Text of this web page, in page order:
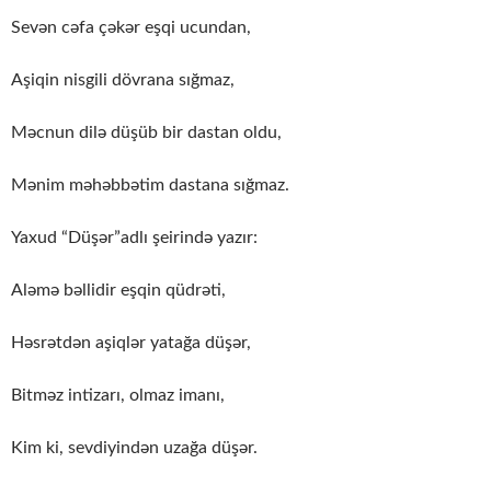
Sevən cəfa çəkər eşqi ucundan,
Aşiqin nisgili dövrana sığmaz,
Məcnun dilə düşüb bir dastan oldu,
Mənim məhəbbətim dastana sığmaz.
Yaxud “Düşər”adlı şeirində yazır:
Aləmə bəllidir eşqin qüdrəti,
Həsrətdən aşiqlər yatağa düşər,
Bitməz intizarı, olmaz imanı,
Kim ki, sevdiyindən uzağa düşər.